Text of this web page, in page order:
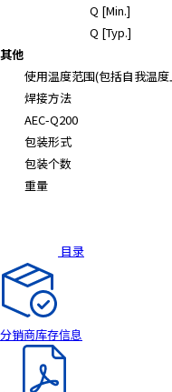
Q [Min.]
Q [Typ.]
其他
使用温度范围(包括自我温度
焊接方法
AEC-Q200
包装形式
包装个数
重量
目录
分销商库存信息